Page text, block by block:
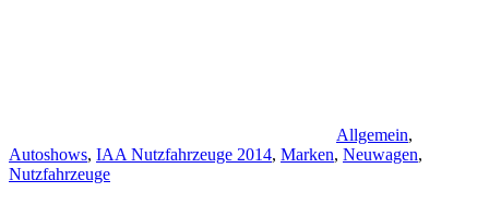
Allgemein,
Autoshows, IAA Nutzfahrzeuge 2014, Marken, Neuwagen,
Nutzfahrzeuge